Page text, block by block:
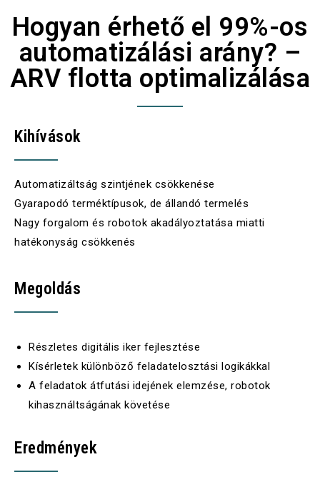
Hogyan érhető el 99%-os
automatizálási arány? –
ARV flotta optimalizálása
Kihívások
Automatizáltság szintjének csökkenése
Gyarapodó terméktípusok, de állandó termelés
Nagy forgalom és robotok akadályoztatása miatti
hatékonyság csökkenés
Megoldás
Részletes digitális iker fejlesztése
Kísérletek különböző feladatelosztási logikákkal
A feladatok átfutási idejének elemzése, robotok
kihasználtságának követése
Eredmények